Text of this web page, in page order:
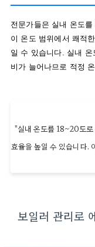
전문가들은 실내 온도
이 온도 범위에서 쾌적
일 수 있습니다. 실내
비가 늘어나므로 적정
"실내 온도를 18~20도로
효율을 높일 수 있습니다.
보일러 관리로